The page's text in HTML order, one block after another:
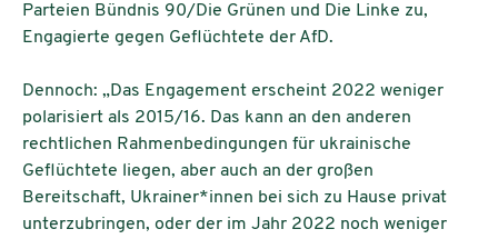
Parteien Bündnis 90/Die Grünen und Die Linke zu,
Engagierte gegen Geflüchtete der AfD.
Dennoch: „Das Engagement erscheint 2022 weniger
polarisiert als 2015/16. Das kann an den anderen
rechtlichen Rahmenbedingungen für ukrainische
Geflüchtete liegen, aber auch an der großen
Bereitschaft, Ukrainer*innen bei sich zu Hause privat
unterzubringen, oder der im Jahr 2022 noch weniger